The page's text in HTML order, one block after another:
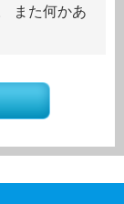
また何かあ